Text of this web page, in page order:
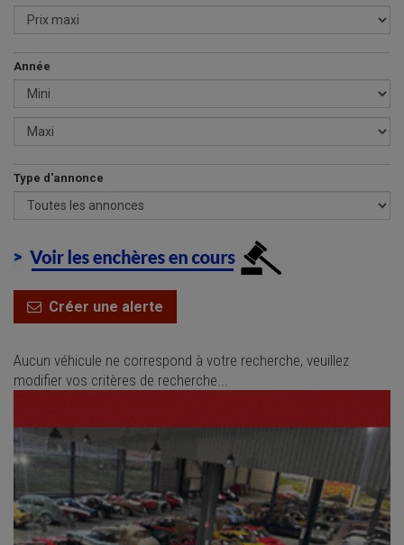
Année
Type d'annonce
Créer une alerte
Aucun véhicule ne correspond à votre recherche, veuillez
modifier vos critères de recherche...